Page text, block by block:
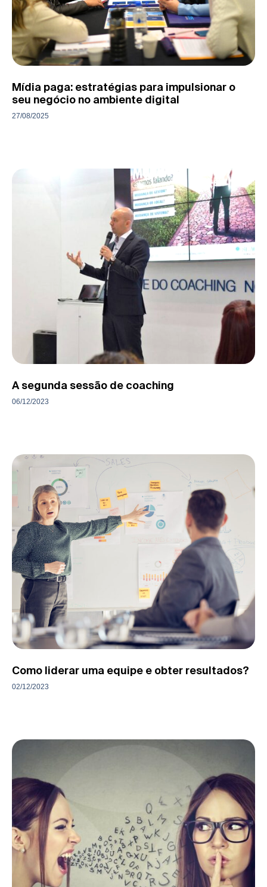
Mídia paga: estratégias para impulsionar o
seu negócio no ambiente digital
27/08/2025
A segunda sessão de coaching
06/12/2023
Como liderar uma equipe e obter resultados?
02/12/2023